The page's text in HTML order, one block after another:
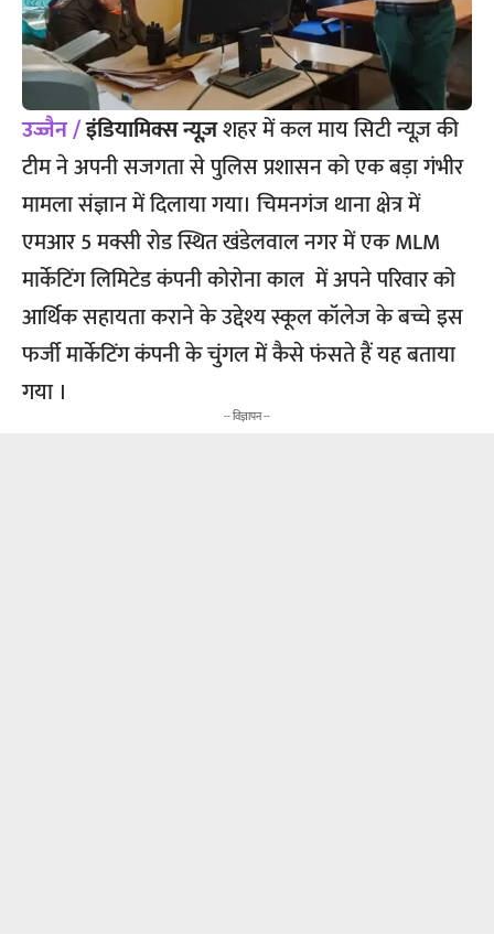
उज्जैन /इंडियामिक्स न्यूज़शहर में कल माय सिटी न्यूज़ की
टीम ने अपनी सजगता से पुलिस प्रशासन को एक बड़ा गंभीर
मामला संज्ञान में दिलाया गया। चिमनगंज थाना क्षेत्र में
एमआर 5 मक्सी रोड स्थित खंडेलवाल नगर में एक MLM
मार्केटिंग लिमिटेड कंपनी कोरोना काल में अपने परिवार को
आर्थिक सहायता कराने के उद्देश्य स्कूल कॉलेज के बच्चे इस
फर्जी मार्केटिंग कंपनी के चुंगल में कैसे फंसते हैं यह बताया
गया ।
-- विज्ञापन --